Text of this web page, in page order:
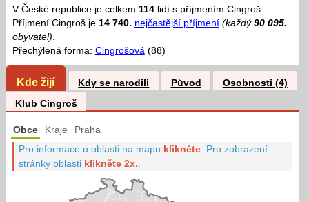
V České republice je celkem 114lidí s příjmením Cingroš.
Příjmení Cingroš je 14 740. nejčastější příjmení (každý 90 095.
obyvatel).
Přechýlená forma: Cingrošová(88)
Kde žijí Kdy se narodili Původ
Osobnosti (4)
Klub Cingroš
Obce Kraje Praha
Pro informace o oblasti na mapu klikněte Pro zobrazení
stránky oblasti klikněte 2x.